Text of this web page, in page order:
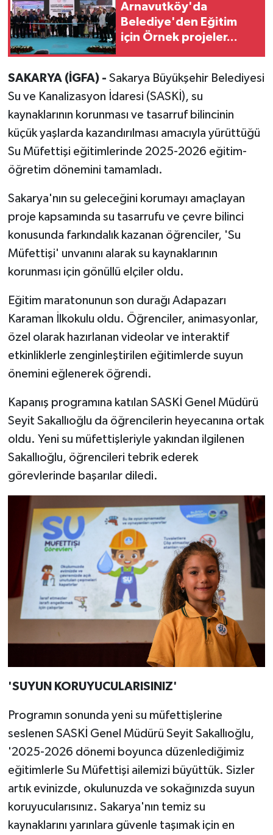
Arnavutköy'da
Belediye'den Eğitim
için Örnek projeler...
SAKARYA (İGFA) - Sakarya Büyükşehir Belediyesi
Su ve Kanalizasyon İdaresi (SASKİ), su
kaynaklarının korunması ve tasarruf bilincinin
küçük yaşlarda kazandırılması amacıyla yürüttüğü
Su Müfettişi eğitimlerinde 2025-2026 eğitim-
öğretim dönemini tamamladı.
Sakarya'nın su geleceğini korumayı amaçlayan
proje kapsamında su tasarrufu ve çevre bilinci
konusunda farkındalık kazanan öğrenciler, 'Su
Müfettişi' unvanını alarak su kaynaklarının
korunması için gönüllü elçiler oldu.
Eğitim maratonunun son durağı Adapazarı
Karaman İlkokulu oldu. Öğrenciler, animasyonlar,
özel olarak hazırlanan videolar ve interaktif
etkinliklerle zenginleştirilen eğitimlerde suyun
önemini eğlenerek öğrendi.
Kapanış programına katılan SASKİ Genel Müdürü
Seyit Sakallıoğlu da öğrencilerin heyecanına ortak
oldu. Yeni su müfettişleriyle yakından ilgilenen
Sakallıoğlu, öğrencileri tebrik ederek
görevlerinde başarılar diledi.
'SUYUN KORUYUCULARISINIZ'
Programın sonunda yeni su müfettişlerine
seslenen SASKİ Genel Müdürü Seyit Sakallıoğlu,
'2025-2026 dönemi boyunca düzenlediğimiz
eğitimlerle Su Müfettişi ailemizi büyüttük. Sizler
artık evinizde, okulunuzda ve sokağınızda suyun
koruyucularısınız. Sakarya'nın temiz su
kaynaklarını yarınlara güvenle taşımak için en